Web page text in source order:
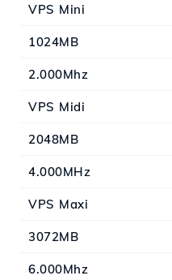
VPS Mini
1024MB
2.000Mhz
VPS Midi
2048MB
4.000MHz
VPS Maxi
3072MB
6.000Mhz